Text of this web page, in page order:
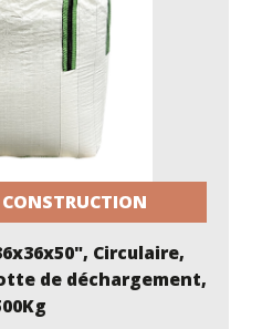
Circulaire,
de déchargement,